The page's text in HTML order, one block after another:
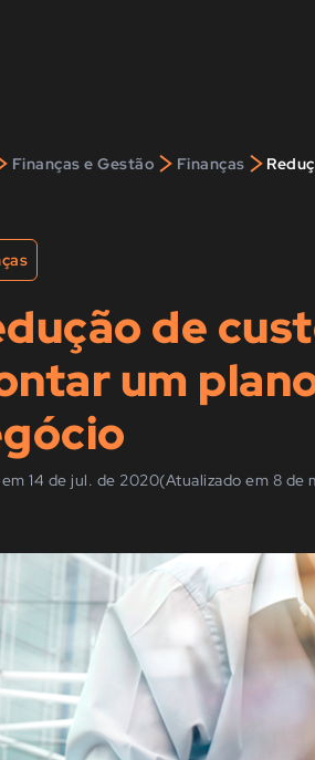
Finanças e Gestão > Finanças >
de
um
14 de jul. de 2020(Atualizado em 8 de